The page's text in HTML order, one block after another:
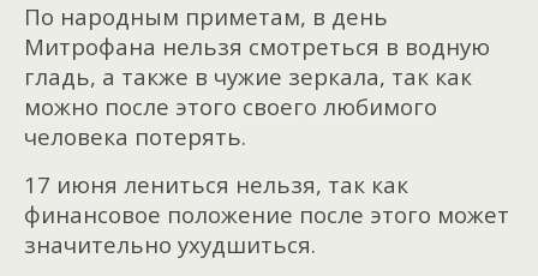
По народным приметам, в день
Митрофана нельзя смотреться в водную
гладь, а также в чужие зеркала, так как
можно после этого своего любимого
человека потерять.
17 июня лениться нельзя, так как
финансовое положение после этого может
значительно ухудшиться.